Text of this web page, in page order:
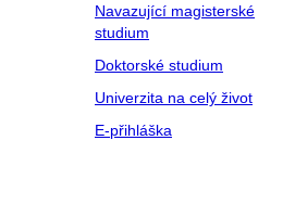
Navazující magisterské
studium
Doktorské studium
Univerzita na celý život
E-přihláška